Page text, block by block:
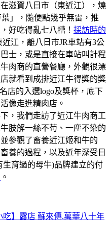
滋賀八日市（東近江），燒
」，隨便點幾乎無雷，推
好吃得亂七八糟！ 採訪時的
近江，離八日市JR車站有3公
士，或是直接在車站叫計程
肉商的直營餐廳，外觀很漂
就看到成排近江牛得獎的獎
店的入選logo及獎杯，底下
像走進精肉店。
，我們走訪了近江牛肉商工
肢解一絲不苟、一塵不染的
參觀了畜養近江姬和牛的
養的過程，以及近年深受日
育過的母牛)品牌建立的付
。
吃】露店 蘇來傳.萬華八十年